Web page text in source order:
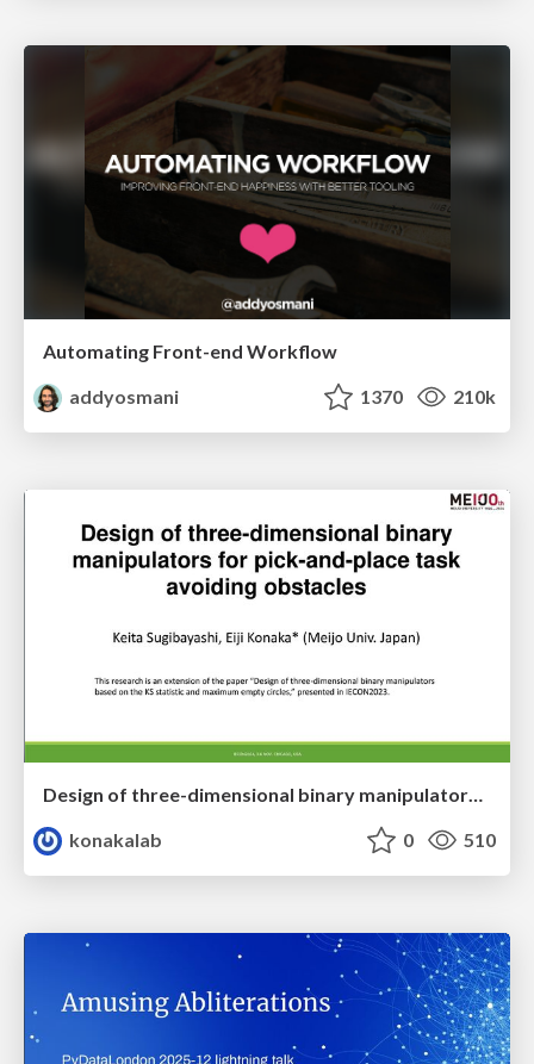
Automating Front-end Workflow
addyosmani
1370 210k
Design of three-dimensional binary manipulators for pick-and-place task avoiding obstacles (IECON2024)
konakalab
0 510